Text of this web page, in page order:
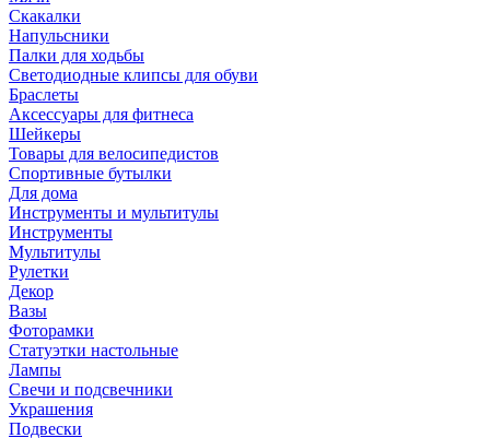
Скакалки
Напульсники
Палки для ходьбы
Светодиодные клипсы для обуви
Браслеты
Аксессуары для фитнеса
Шейкеры
Товары для велосипедистов
Спортивные бутылки
Для дома
Инструменты и мультитулы
Инструменты
Мультитулы
Рулетки
Декор
Вазы
Фоторамки
Статуэтки настольные
Лампы
Свечи и подсвечники
Украшения
Подвески